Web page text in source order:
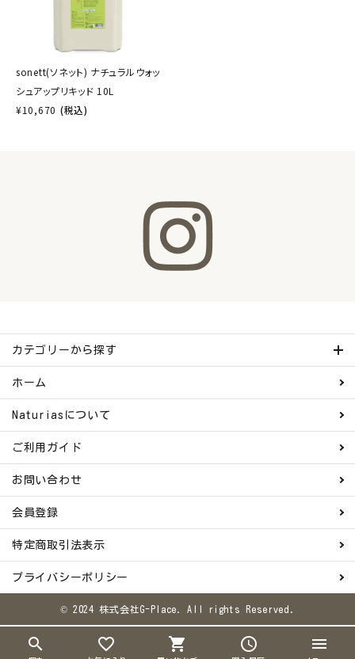
search favorite_border shopping_cart schedule menu
sonett(ソネット) ナチュラルウォッ
シュアップリキッド 10L
¥10,670 (税込)
カテゴリーから探す
ホーム
Naturiasについて
ご利用ガイド
お問い合わせ
会員登録
特定商取引法表示
プライバシーポリシー
© 2024 株式会社G-Place. All rights Reserved.